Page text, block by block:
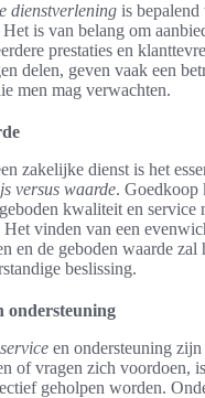
dienstverlening is bepalend
is van belang om
prestaties en
delen, geven vaak een
men mag verwachten.
zakelijke dienst is het
versus waarde. Goedkoop
kwaliteit en
vinden van een
en de geboden waarde zal
beslissing.
ondersteuning
en ondersteuning zijn
of vragen zich voordoen,
geholpen worden.